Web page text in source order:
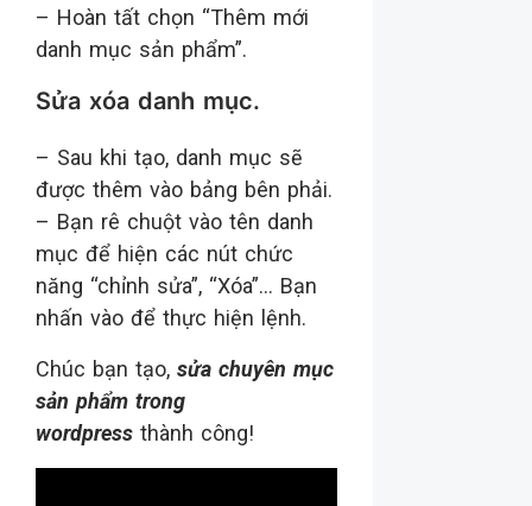
– Hoàn tất chọn “Thêm mới
danh mục sản phẩm”.
Sửa xóa danh mục.
– Sau khi tạo, danh mục sẽ
được thêm vào bảng bên phải.
– Bạn rê chuột vào tên danh
mục để hiện các nút chức
năng “chỉnh sửa”, “Xóa”… Bạn
nhấn vào để thực hiện lệnh.
Chúc bạn tạo, sửa chuyên mục
sản phẩm trong
wordpress thành công!